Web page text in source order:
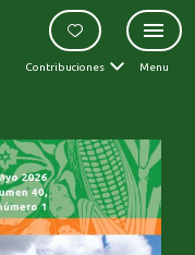
Contribuciones Menu